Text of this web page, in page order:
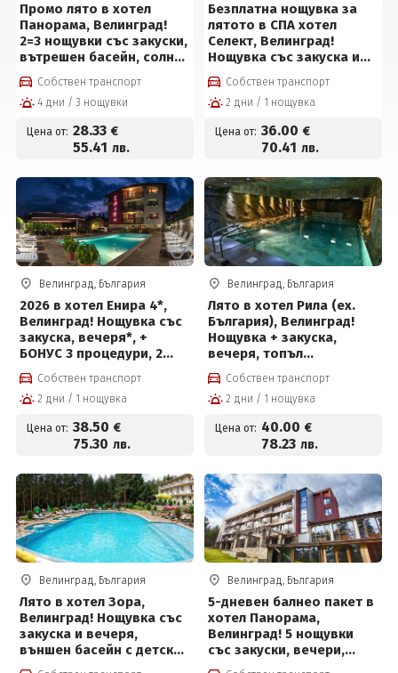
Промо лято в хотел
Панорама, Велинград!
2=3 нощувки със закуски,
вътрешен басейн, солна
стая и сауна за 85 евро
на човек
Собствен транспорт
4 дни / 3 нощувки
Цена от: 28.33 €
55.41 лв.
Безплатна нощувка за
лятото в СПА хотел
Селект, Велинград!
Нощувка със закуска и
вечеря + обяд* или на All
inclusive light, вътрешен
басейн с полу-
минерална вода, външен
детски мини Аквапарк на
Собствен транспорт
2 дни / 1 нощувка
Цена от: 36.00 €
70.41 лв.
Велинград, България
2026 в хотел Енира 4*,
Велинград! Нощувка със
закуска, вечеря*, +
БОНУС 3 процедури, 2
басейна с минерална
вода, детски басейн,
джакузи и СПА пакет на
Собствен транспорт
2 дни / 1 нощувка
Цена от: 38.50 €
75.30 лв.
Велинград, България
Лято в хотел Рила (ех.
България), Велинград!
Нощувка + закуска,
вечеря, топъл
минерален басейн и СПА
пакетСобствен транспорт
2 дни / 1 нощувка
Цена от: 40.00 €
78.23 лв.
Велинград, България
Лято в хотел Зора,
Велинград! Нощувка със
закуска и вечеря,
външен басейн с детска
част, мини футболно и
Велинград, България
5-дневен балнео пакет в
хотел Панорама,
Велинград! 5 нощувки
със закуски, вечери,
лекарски преглед, 2